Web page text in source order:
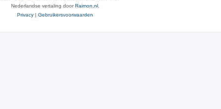
Nederlandse vertaling doorRaimon.nl.
Privacy | Gebruikersvoorwaarden